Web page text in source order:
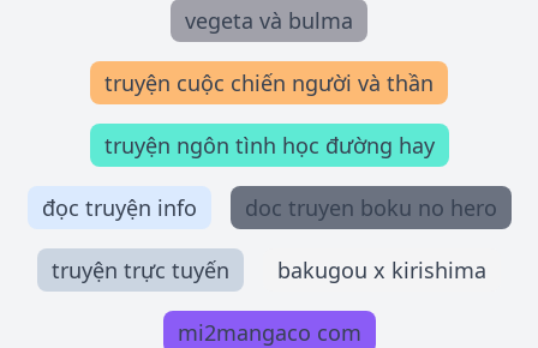
vegeta và bulma
truyện cuộc chiến người và thần
truyện ngôn tình học đường hay
đọc truyện info doc truyen boku no hero
truyện trực tuyến bakugou x kirishima
mi2mangaco com